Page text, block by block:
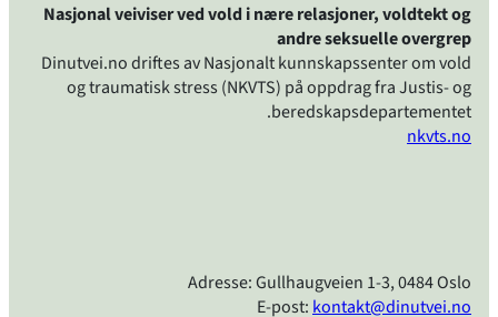
Nasjonal veiviser ved vold i nære relasjoner, voldtekt og
andre seksuelle overgrep
Dinutvei.no driftes av Nasjonalt kunnskapssenter om vold
og traumatisk stress (NKVTS) på oppdrag fra Justis- og
beredskapsdepartementet.
nkvts.no
Adresse: Gullhaugveien 1-3, 0484 Oslo
E-post: kontakt@dinutvei.no